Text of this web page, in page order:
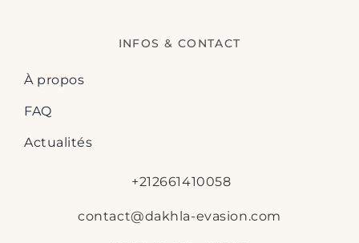
INFOS & CONTACT
À propos
FAQ
Actualités
+212661410058
contact@dakhla-evasion.com